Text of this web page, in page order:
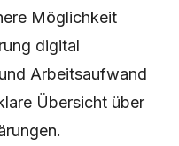
Möglichkeit
digital
Arbeitsaufwand
Übersicht über